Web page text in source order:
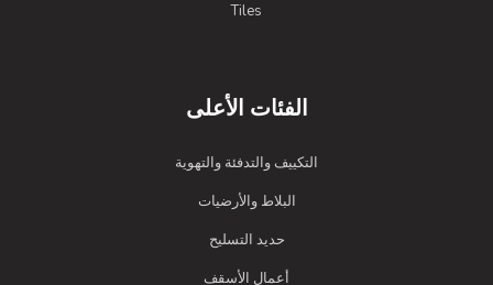
Tiles
الفئات الأعلى
التكييف والتدفئة والتهوية
البلاط والأرضيات
حديد التسليح
أعمال الأسقف